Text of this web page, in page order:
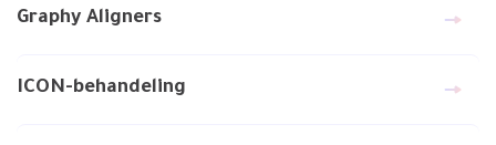
Graphy Aligners
ICON-behandeling